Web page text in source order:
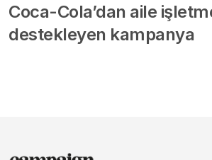
Coca-Cola’dan aile
destekleyen kampanya